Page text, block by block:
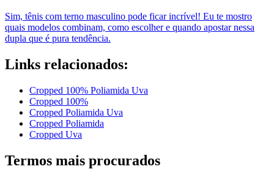
Sim, tênis com terno masculino pode ficar incrível! Eu te mostro
quais modelos combinam, como escolher e quando apostar nessa
dupla que é pura tendência.
Links relacionados:
Cropped 100% Poliamida Uva
Cropped 100%
Cropped Poliamida Uva
Cropped Poliamida
Cropped Uva
Termos mais procurados